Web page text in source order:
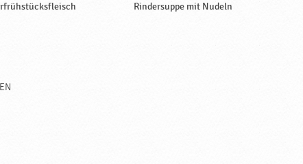
Rindersuppe mit Nudeln